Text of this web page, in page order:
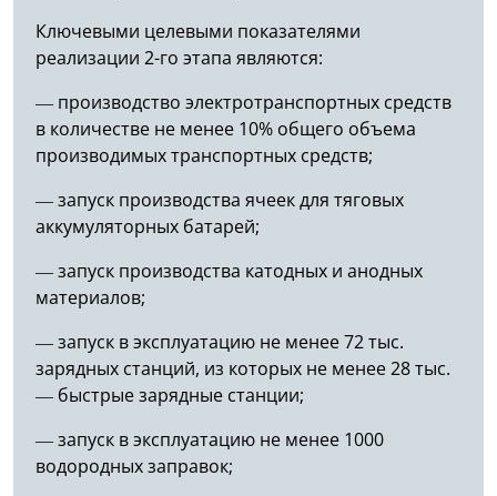
Ключевыми целевыми показателями
реализации 2-го этапа являются:
— производство электротранспортных средств
в количестве не менее 10% общего объема
производимых транспортных средств;
— запуск производства ячеек для тяговых
аккумуляторных батарей;
— запуск производства катодных и анодных
материалов;
— запуск в эксплуатацию не менее 72 тыс.
зарядных станций, из которых не менее 28 тыс.
— быстрые зарядные станции;
— запуск в эксплуатацию не менее 1000
водородных заправок;